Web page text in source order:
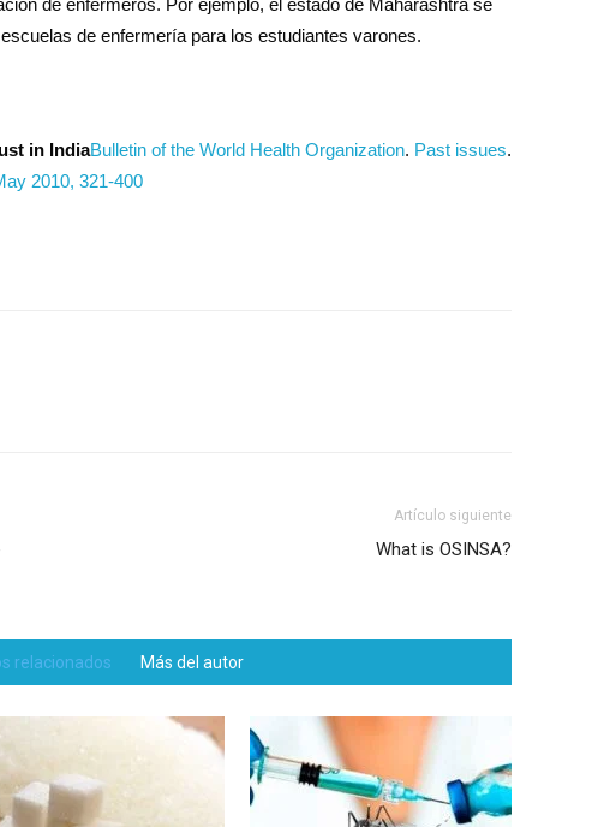
de enfermeros. Por ejemplo, el estado de Maharashtra se
de enfermería para los estudiantes varones.
in IndiaBulletin of the World Health Organization. Past issues.
2010, 321-400
Artículo siguiente
What is OSINSA?
relacionados Más del autor